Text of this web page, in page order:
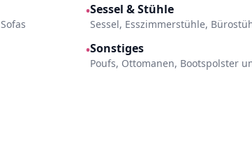
•Sessel & Stühle
Sessel, Esszimmerstühle,
•Sonstiges
Poufs, Ottomanen, Bootspolster